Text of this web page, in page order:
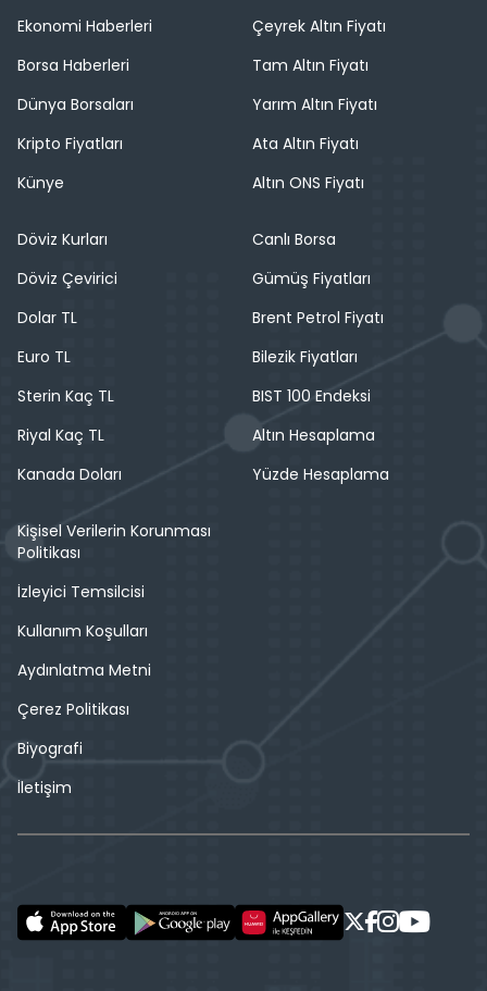
Ekonomi Haberleri
Borsa Haberleri
Dünya Borsaları
Kripto Fiyatları
Künye
Çeyrek Altın Fiyatı
Tam Altın Fiyatı
Yarım Altın Fiyatı
Ata Altın Fiyatı
Altın ONS Fiyatı
Döviz Kurları
Döviz Çevirici
Dolar TL
Euro TL
Sterin Kaç TL
Riyal Kaç TL
Kanada Doları
Canlı Borsa
Gümüş Fiyatları
Brent Petrol Fiyatı
Bilezik Fiyatları
BIST 100 Endeksi
Altın Hesaplama
Yüzde Hesaplama
Kişisel Verilerin Korunması
Politikası
İzleyici Temsilcisi
Kullanım Koşulları
Aydınlatma Metni
Çerez Politikası
Biyografi
İletişim